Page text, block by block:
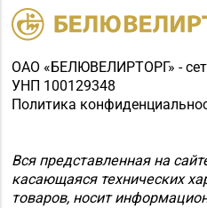
ОАО «БЕЛЮВЕЛИРТОРГ» -
УНП 100129348
Политика
Вся представленная на
касающаяся технических
товаров, носит